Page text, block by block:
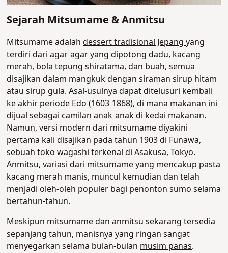
Sejarah Mitsumame & Anmitsu
Mitsumame adalahdessert tradisional Jepangyang
terdiri dari agar-agar yang dipotong dadu, kacang
merah, bola tepung shiratama, dan buah, semua
disajikan dalam mangkuk dengan siraman sirup hitam
atau sirup gula. Asal-usulnya dapat ditelusuri kembali
ke akhir periode Edo (1603-1868), di mana makanan ini
dijual sebagai camilan anak-anak di kedai makanan.
Namun, versi modern dari mitsumame diyakini
pertama kali disajikan pada tahun 1903 di Funawa,
sebuah toko wagashi terkenal di Asakusa, Tokyo.
Anmitsu, variasi dari mitsumame yang mencakup pasta
kacang merah manis, muncul kemudian dan telah
menjadi oleh-oleh populer bagi penonton sumo selama
bertahun-tahun.
Meskipun mitsumame dan anmitsu sekarang tersedia
sepanjang tahun, manisnya yang ringan sangat
menyegarkan selama bulan-bulan musim panas.